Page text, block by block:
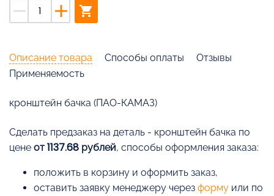
remove add shopping_cart
Описание товара Способы оплаты
Отзывы
Применяемость
кронштейн бачка (ПАО-КАМАЗ)
Cделать предзаказ на деталь - кронштейн бачка по
цене от 1137.68 рублей, способы оформления заказа:
положить в корзину и оформить заказ,
оставить заявку менеджеру через форму или по